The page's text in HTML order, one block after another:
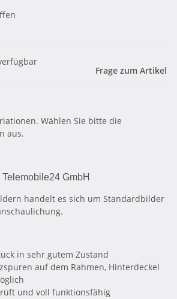
Frage zum Artikel
Wählen Sie bitte die
aus.
GmbH
handelt es sich um Standardbilder
in sehr gutem Zustand
auf dem Rahmen, Hinterdeckel
und voll funktionsfähig